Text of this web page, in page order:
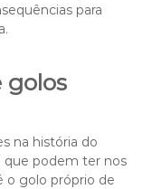
para
golos
na história do
podem ter nos
o golo próprio de